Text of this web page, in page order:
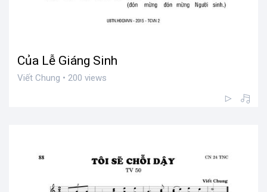
Của Lễ Giáng Sinh
Viết Chung • 200 views